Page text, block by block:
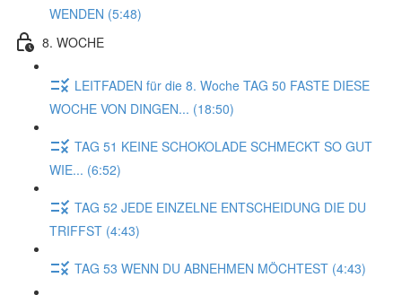
WENDEN (5:48)
8. WOCHE
LEITFADEN für die 8. Woche TAG 50 FASTE DIESE
WOCHE VON DINGEN... (18:50)
TAG 51 KEINE SCHOKOLADE SCHMECKT SO GUT
WIE... (6:52)
TAG 52 JEDE EINZELNE ENTSCHEIDUNG DIE DU
TRIFFST (4:43)
TAG 53 WENN DU ABNEHMEN MÖCHTEST (4:43)